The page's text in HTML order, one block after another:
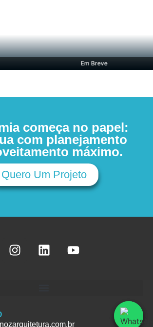
Em Breve
começa no papel:
com planejamento
máximo.
Quero Um Projeto